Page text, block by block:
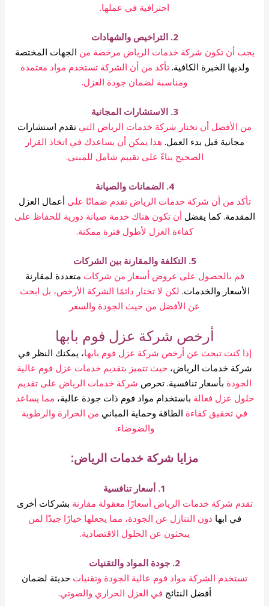
احترافية في عملها.
2. التراخيص والشهادات
يجب أن تكون شركة خدمات الرياض مرخصة من الجهات المختصة
ولديها الخبرة الكافية. تأكد من أن الشركة تستخدم مواد معتمدة
ومناسبة لضمان جودة العزل.
3. الاستشارات المجانية
من الأفضل أن تختار شركة خدمات الرياض التي تقدم استشارات
مجانية قبل بدء العمل. هذا يمكن أن يساعدك في اتخاذ القرار
الصحيح بناءً على تقييم شامل للمبنى.
4. الضمانات والصيانة
تأكد من أن شركة خدمات الرياض تقدم ضمانًا على أعمال العزل
المقدمة. كما يفضل أن تكون هناك خدمة صيانة دورية للحفاظ على
كفاءة العزل لأطول فترة ممكنة.
5. التكلفة والمقارنة بين الشركات
قم بالحصول على عروض أسعار من شركات متعددة لمقارنة
الأسعار والخدمات. لكن لا تختار دائمًا الشركة الأرخص، بل ابحث
عن الأفضل من حيث الجودة والسعر
أرخص شركة عزل فوم بابها
إذا كنت تبحث عن أرخص شركة عزل فوم بابها، يمكنك النظر في
شركة خدمات الرياض، حيث تتميز بتقديم خدمات عزل فوم عالية
الجودة بأسعار تنافسية. تحرص شركة خدمات الرياض على تقديم
حلول عزل فعالة باستخدام مواد فوم ذات جودة عالية، مما يساعد
في تحقيق كفاءة الطاقة وحماية المباني من الحرارة والرطوبة
والضوضاء.
مزايا شركة خدمات الرياض:
1. أسعار تنافسية
تقدم شركة خدمات الرياض أسعارًا معقولة مقارنة بشركات أخرى
في ابها دون التنازل عن الجودة، مما يجعلها خيارًا جيدًا لمن
يبحثون عن الحلول الاقتصادية.
2. جودة المواد والتقنيات
تستخدم الشركة مواد فوم عالية الجودة وتقنيات حديثة لضمان
أفضل النتائج في العزل الحراري والصوتي.